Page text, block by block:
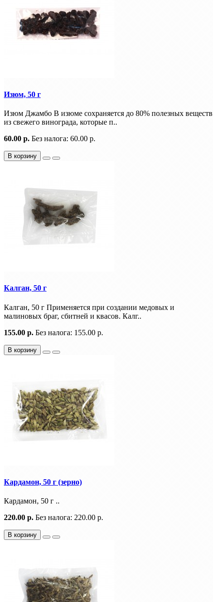
Изюм, 50 г
Изюм Джамбо В изюме сохраняется до 80% полезных веществ
из свежего винограда, которые п..
60.00 р. Без налога: 60.00 р.
В корзину
Калган, 50 г
Калган, 50 г Применяется при создании медовых и
малиновых браг, сбитней и квасов. Калг..
155.00 р. Без налога: 155.00 р.
В корзину
Кардамон, 50 г (зерно)
Кардамон, 50 г ..
220.00 р. Без налога: 220.00 р.
В корзину